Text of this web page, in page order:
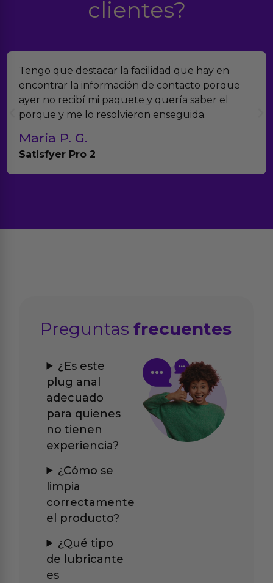
clientes?
Tengo que destacar la facilidad que hay en
encontrar la información de contacto porque
ayer no recibí mi paquete y quería saber el
porque y me lo resolvieron enseguida.
Maria P. G.
Satisfyer Pro 2
Preguntasfrecuentes
¿Es este
plug anal
adecuado
para quienes
no tienen
experiencia?
¿Cómo se
limpia
correctamente
el producto?
¿Qué tipo
de lubricante
es